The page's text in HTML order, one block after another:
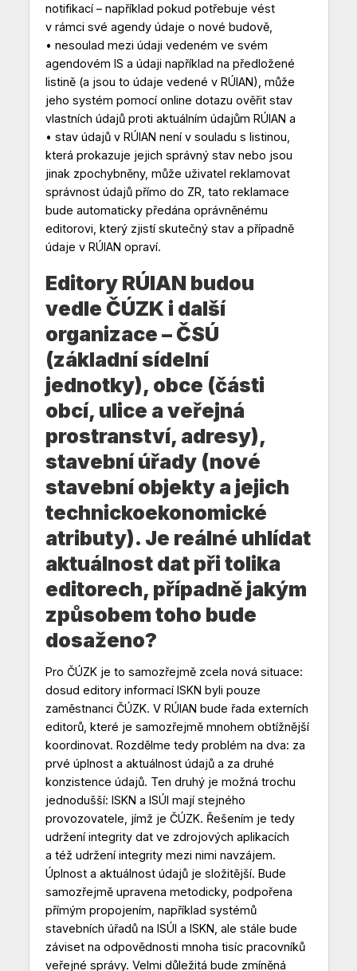
notifikací – například pokud potřebuje vést
v rámci své agendy údaje o nové budově,
• nesoulad mezi údaji vedeném ve svém
agendovém IS a údaji například na předložené
listině (a jsou to údaje vedené v RÚIAN), může
jeho systém pomocí online dotazu ověřit stav
vlastních údajů proti aktuálním údajům RÚIAN a
• stav údajů v RÚIAN není v souladu s listinou,
která prokazuje jejich správný stav nebo jsou
jinak zpochybněny, může uživatel reklamovat
správnost údajů přímo do ZR, tato reklamace
bude automaticky předána oprávněnému
editorovi, který zjistí skutečný stav a případně
údaje v RÚIAN opraví.
Editory RÚIAN budou
vedle ČÚZK i další
organizace – ČSÚ
(základní sídelní
jednotky), obce (části
obcí, ulice a veřejná
prostranství, adresy),
stavební úřady (nové
stavební objekty a jejich
technickoekonomické
atributy). Je reálné uhlídat
aktuálnost dat při tolika
editorech, případně jakým
způsobem toho bude
dosaženo?
Pro ČÚZK je to samozřejmě zcela nová situace:
dosud editory informací ISKN byli pouze
zaměstnanci ČÚZK. V RÚIAN bude řada externích
editorů, které je samozřejmě mnohem obtížnější
koordinovat. Rozdělme tedy problém na dva: za
prvé úplnost a aktuálnost údajů a za druhé
konzistence údajů. Ten druhý je možná trochu
jednodušší: ISKN a ISÚI mají stejného
provozovatele, jímž je ČÚZK. Řešením je tedy
udržení integrity dat ve zdrojových aplikacích
a též udržení integrity mezi nimi navzájem.
Úplnost a aktuálnost údajů je složitější. Bude
samozřejmě upravena metodicky, podpořena
přímým propojením, například systémů
stavebních úřadů na ISÚI a ISKN, ale stále bude
záviset na odpovědnosti mnoha tisíc pracovníků
veřejné správy. Velmi důležitá bude zmíněná